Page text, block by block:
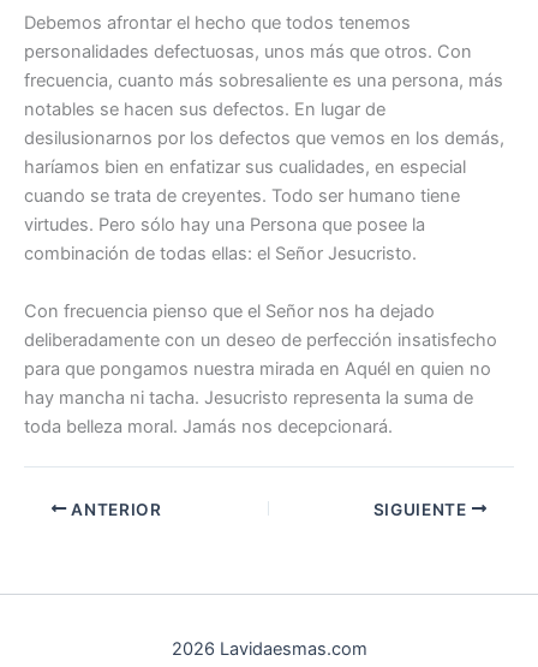
Debemos afrontar el hecho que todos tenemos
personalidades defectuosas, unos más que otros. Con
frecuencia, cuanto más sobresaliente es una persona, más
notables se hacen sus defectos. En lugar de
desilusionarnos por los defectos que vemos en los demás,
haríamos bien en enfatizar sus cualidades, en especial
cuando se trata de creyentes. Todo ser humano tiene
virtudes. Pero sólo hay una Persona que posee la
combinación de todas ellas: el Señor Jesucristo.
Con frecuencia pienso que el Señor nos ha dejado
deliberadamente con un deseo de perfección insatisfecho
para que pongamos nuestra mirada en Aquél en quien no
hay mancha ni tacha. Jesucristo representa la suma de
toda belleza moral. Jamás nos decepcionará.
ANTERIOR SIGUIENTE
2026 Lavidaesmas.com